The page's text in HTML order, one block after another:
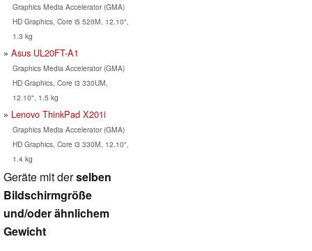
Graphics Media Accelerator (GMA)
HD Graphics, Core i5 520M, 12.10",
1.3 kg
Asus UL20FT-A1
Graphics Media Accelerator (GMA)
HD Graphics, Core i3 330UM,
12.10", 1.5 kg
Lenovo ThinkPad X201i
Graphics Media Accelerator (GMA)
HD Graphics, Core i3 330M, 12.10",
1.4 kg
Geräte mit derselben
Bildschirmgröße
und/oder ähnlichem
Gewicht